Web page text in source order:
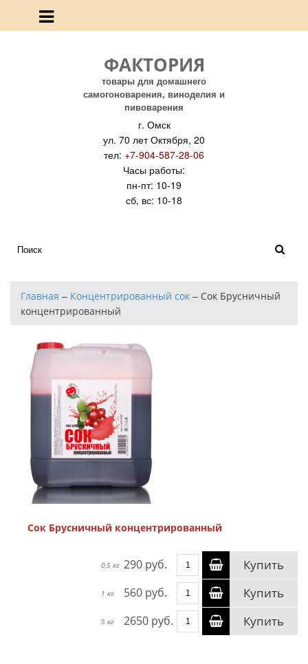
ФАКТОРИЯ
товары для домашнего
самогоноварения, виноделия и
пивоварения
г. Омск
ул. 70 лет Октября, 20
тел: +7-904-587-28-06
Часы работы:
пн-пт: 10-19
сб, вс: 10-18
Главная – Концентрированный сок – Сок Брусничный
концентрированный
Сок Брусничный концентрированный
0,5 кг 290 руб. Купить
1 кг 560 руб. Купить
5 кг 2650 руб. Купить